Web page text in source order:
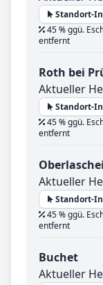
Standort-
45 % ggü.
entfernt
Roth bei
Aktueller
Standort-
45 % ggü.
entfernt
Aktueller
Standort-
45 % ggü.
entfernt
Buchet
Aktueller